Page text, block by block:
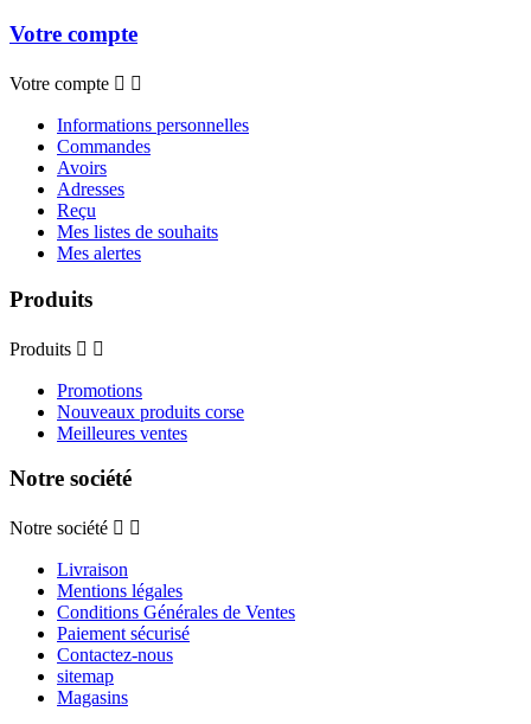
Votre compte
Votre compte  
Informations personnelles
Commandes
Avoirs
Adresses
Reçu
Mes listes de souhaits
Mes alertes
Produits
Produits  
Promotions
Nouveaux produits corse
Meilleures ventes
Notre société
Notre société  
Livraison
Mentions légales
Conditions Générales de Ventes
Paiement sécurisé
Contactez-nous
sitemap
Magasins